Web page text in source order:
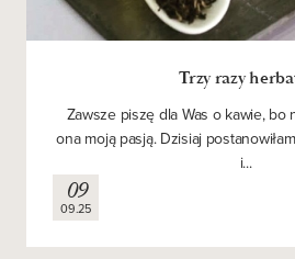
Trzy razy
Zawsze piszę dla Was o kawie, bo
ona moją pasją. Dzisiaj
i...
09
09.25